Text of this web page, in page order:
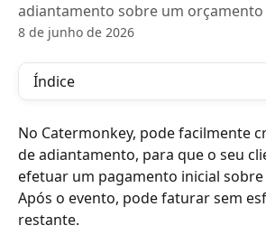
adiantamento sobre um orçamento
8 de junho de 2026
Índice
No Catermonkey, pode facilmente
de adiantamento, para que o seu
efetuar um pagamento inicial
Após o evento, pode faturar sem
restante.